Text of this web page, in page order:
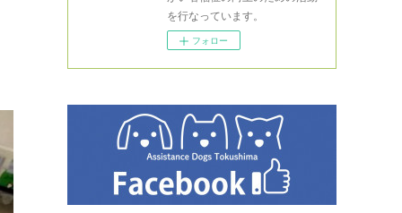
を行なっています。
フォロー